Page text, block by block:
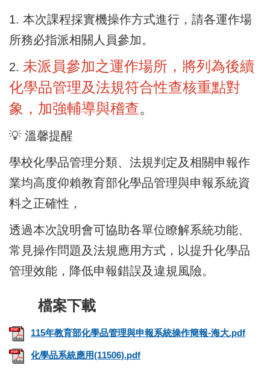
1. 本次課程採實機操作方式進行，請各運作場
所務必指派相關人員參加。
2. 未派員參加之運作場所，將列為後續
化學品管理及法規符合性查核重點對
象，加強輔導與稽查。
💡 溫馨提醒
學校化學品管理分類、法規判定及相關申報作
業均高度仰賴教育部化學品管理與申報系統資
料之正確性，
透過本次說明會可協助各單位瞭解系統功能、
常見操作問題及法規應用方式，以提升化學品
管理效能，降低申報錯誤及違規風險。
115年教育部化學品管理與申報系統操作簡報-海大.pdf
化學品系統應用(11506).pdf